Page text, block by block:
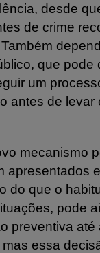
desde
de crime
que pode
um
antes de levar
mecanismo
apresentados
do que o
pode
preventiva até
essa